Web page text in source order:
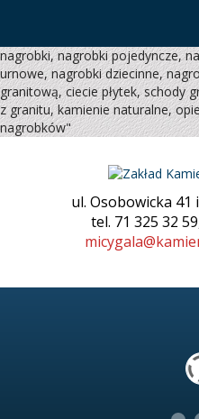
nagrobki, nagrobki pojedyncze,
urnowe, nagrobki dziecinne,
granitową, ciecie płytek, schody
z granitu, kamienie naturalne,
nagrobków"
ul. Osobowicka 41
tel. 71 325 32